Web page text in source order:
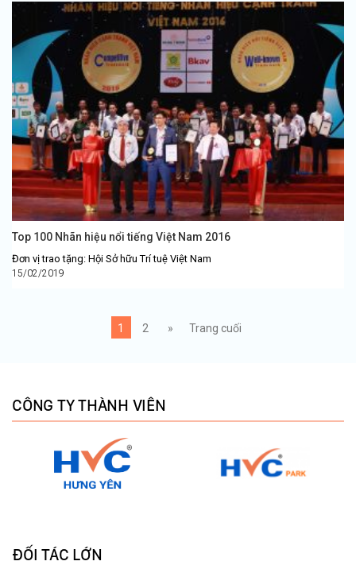
Top 100 Nhãn hiệu nổi tiếng Việt Nam 2016
Đơn vị trao tặng: Hội Sở hữu Trí tuệ Việt Nam
15/02/2019
1 2 » Trang cuối
CÔNG TY THÀNH VIÊN
ĐỐI TÁC LỚN